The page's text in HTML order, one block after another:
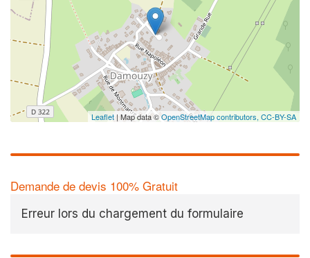
Leaflet | Map data ©OpenStreetMap contributors, CC-BY-SA
Demande de devis 100% Gratuit
Erreur lors du chargement du formulaire